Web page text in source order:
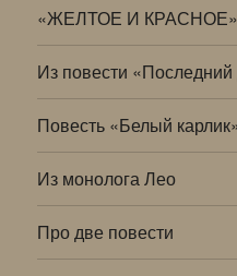
«ЖЕЛТОЕ И КРАСНОЕ»
Из повести
Повесть «Белый
Из монолога Лео
Про две повести